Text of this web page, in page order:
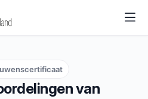
10
van